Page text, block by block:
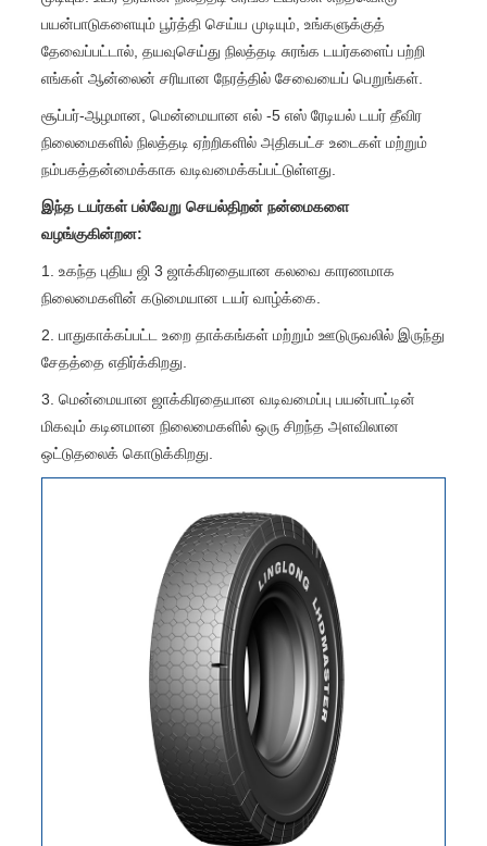
பயன்பாடுகளையும் பூர்த்தி செய்ய முடியும், உங்களுக்குத்
தேவைப்பட்டால், தயவுசெய்து நிலத்தடி சுரங்க டயர்களைப் பற்றி
எங்கள் ஆன்லைன் சரியான நேரத்தில் சேவையைப் பெறுங்கள்.
சூப்பர்-ஆழமான, மென்மையான எல் -5 எஸ் ரேடியல் டயர் தீவிர
நிலைமைகளில் நிலத்தடி ஏற்றிகளில் அதிகபட்ச உடைகள் மற்றும்
நம்பகத்தன்மைக்காக வடிவமைக்கப்பட்டுள்ளது.
இந்த டயர்கள் பல்வேறு செயல்திறன் நன்மைகளை
வழங்குகின்றன:
1. உகந்த புதிய ஜி 3 ஜாக்கிரதையான கலவை காரணமாக
நிலைமைகளின் கடுமையான டயர் வாழ்க்கை.
2. பாதுகாக்கப்பட்ட உறை தாக்கங்கள் மற்றும் ஊடுருவலில் இருந்து
சேதத்தை எதிர்க்கிறது.
3. மென்மையான ஜாக்கிரதையான வடிவமைப்பு பயன்பாட்டின்
மிகவும் கடினமான நிலைமைகளில் ஒரு சிறந்த அளவிலான
ஒட்டுதலைக் கொடுக்கிறது.